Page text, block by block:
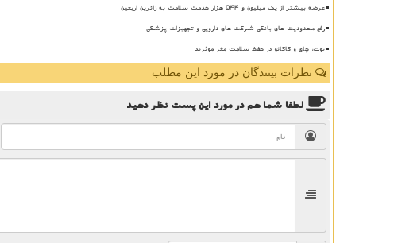
عرضه بیشتر از یک میلیون و ۵۴۴ هزار خدمت سلامت به زائرین اربعین
رفع محدودیت های بانکی شرکت های دارویی و تجهیزات پزشکی
توت، چای و کاکائو در حفظ سلامت مغز موثرند
نظرات بینندگان در مورد این مطلب
لطفا شما همدر مورد این پستنظر دهید